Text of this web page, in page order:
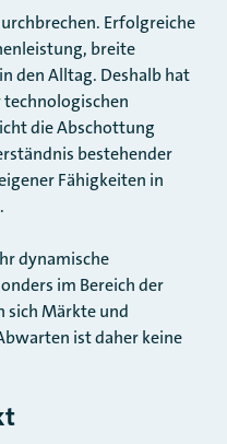
Erfolgreiche
breite
den Alltag. Deshalb hat
technologischen
die Abschottung
bestehender
Fähigkeiten in
dynamische
im Bereich der
sich Märkte und
ist daher keine